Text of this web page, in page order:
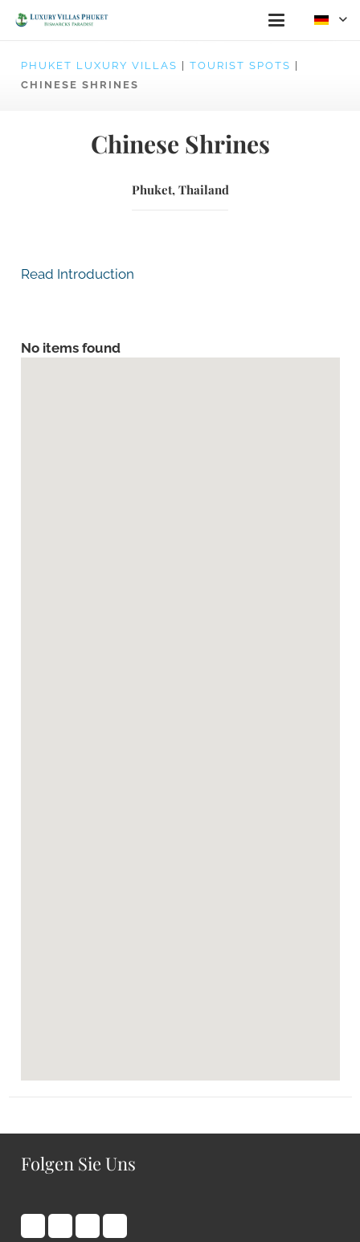
PHUKET LUXURY VILLAS TOURIST SPOTS
CHINESE SHRINES
Chinese Shrines
Phuket, Thailand
Read Introduction
No items found
Folgen Sie Uns